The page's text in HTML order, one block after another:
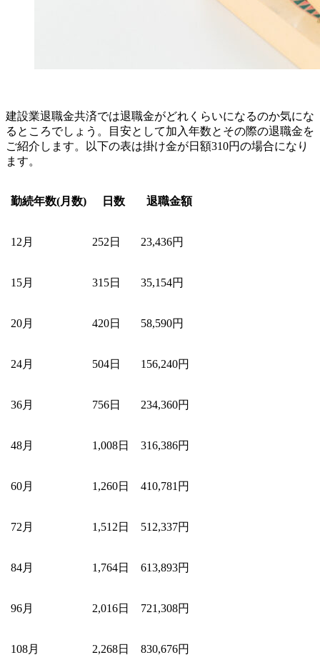
建設業退職金共済では退職金がどれくらいになるのか気にな
るところでしょう。目安として加入年数とその際の退職金を
ご紹介します。以下の表は掛け金が日額310円の場合になり
ます。
勤続年数(月数) 日数 退職金額
12月 252日 23,436円
15月 315日 35,154円
20月 420日 58,590円
24月 504日 156,240円
36月 756日 234,360円
48月 1,008日 316,386円
60月 1,260日 410,781円
72月 1,512日 512,337円
84月 1,764日 613,893円
96月 2,016日 721,308円
108月 2,268日 830,676円